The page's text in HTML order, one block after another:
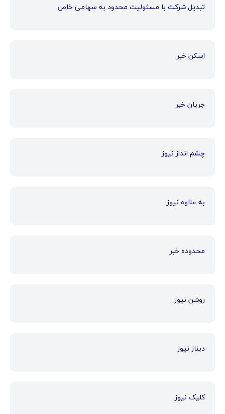
تبدیل شرکت با مسئولیت محدود به سهامی خاص
اسکن خبر
جریان خبر
چشم انداز نیوز
به علاوه نیوز
محدوده خبر
روشن نیوز
دیناز نیوز
کلیک نیوز